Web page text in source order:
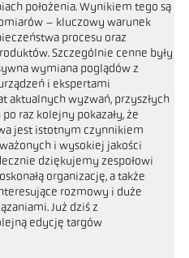
położenia. Wynikiem tego są
– kluczowy warunek
procesu oraz
Szczególnie cenne były
wymiana poglądów z
i ekspertami
aktualnych wyzwań, przyszłych
raz kolejny pokazały, że
jest istotnym czynnikiem
i wysokiej jakości
dziękujemy zespołowi
organizację, a także
rozmowy i duże
Już dziś z
edycję targów